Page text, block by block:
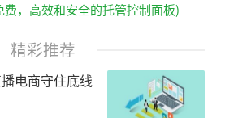
费，高效和安全的托管控制面板)
精彩推荐
电商守住底线